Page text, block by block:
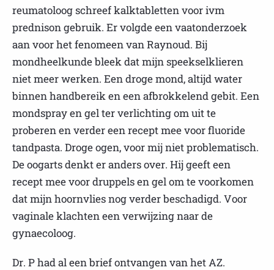
reumatoloog schreef kalktabletten voor ivm
prednison gebruik. Er volgde een vaatonderzoek
aan voor het fenomeen van Raynoud. Bij
mondheelkunde bleek dat mijn speekselklieren
niet meer werken. Een droge mond, altijd water
binnen handbereik en een afbrokkelend gebit. Een
mondspray en gel ter verlichting om uit te
proberen en verder een recept mee voor fluoride
tandpasta. Droge ogen, voor mij niet problematisch.
De oogarts denkt er anders over. Hij geeft een
recept mee voor druppels en gel om te voorkomen
dat mijn hoornvlies nog verder beschadigd. Voor
vaginale klachten een verwijzing naar de
gynaecoloog.
Dr. P had al een brief ontvangen van het AZ.